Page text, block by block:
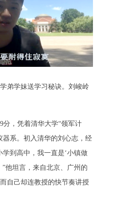
弟学妹送学习秘诀。刘峻岭
分，凭着清华大学“领军计
器系。初入清华的刘心志，经
学到高中，我一直是‘小镇做
他坦言，来自北京、广州的
自己却连教授的快节奏讲授